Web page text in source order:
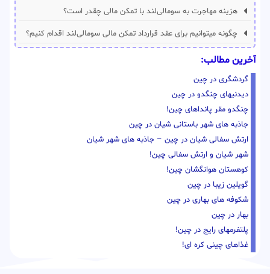
هزینه مهاجرت به سومالی‌لند با تمکن مالی چقدر است؟
چگونه میتوانیم برای عقد قرارداد تمکن مالی سومالی‌لند اقدام کنیم؟
آخرین مطالب:
گردشگری در چین
دیدنیهای چنگدو در چین
چنگدو مقر پانداهای چین!
جاذبه های شهر باستانی شیان در چین
ارتش سفالی شیان در چین – جاذبه های شهر شیان
شهر شیان و ارتش سفالی چین!
کوهستان هوانگشان چین!
گویلین زیبا در چین
شکوفه های بهاری در چین
بهار در چین
پلتفرمهای رایج در چین!
غذاهای چینی کره ای!